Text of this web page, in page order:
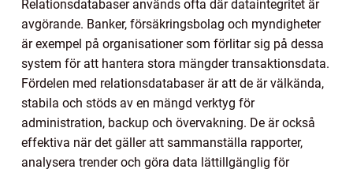
Relationsdatabaser används ofta där dataintegritet är
avgörande. Banker, försäkringsbolag och myndigheter
är exempel på organisationer som förlitar sig på dessa
system för att hantera stora mängder transaktionsdata.
Fördelen med relationsdatabaser är att de är välkända,
stabila och stöds av en mängd verktyg för
administration, backup och övervakning. De är också
effektiva när det gäller att sammanställa rapporter,
analysera trender och göra data lättillgänglig för